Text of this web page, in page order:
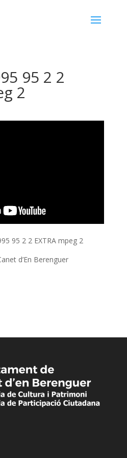
95 2 2
2
95 2 2 EXTRA mpeg 2
d’En Berenguer